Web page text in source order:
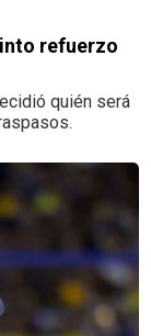
refuerzo
quién será